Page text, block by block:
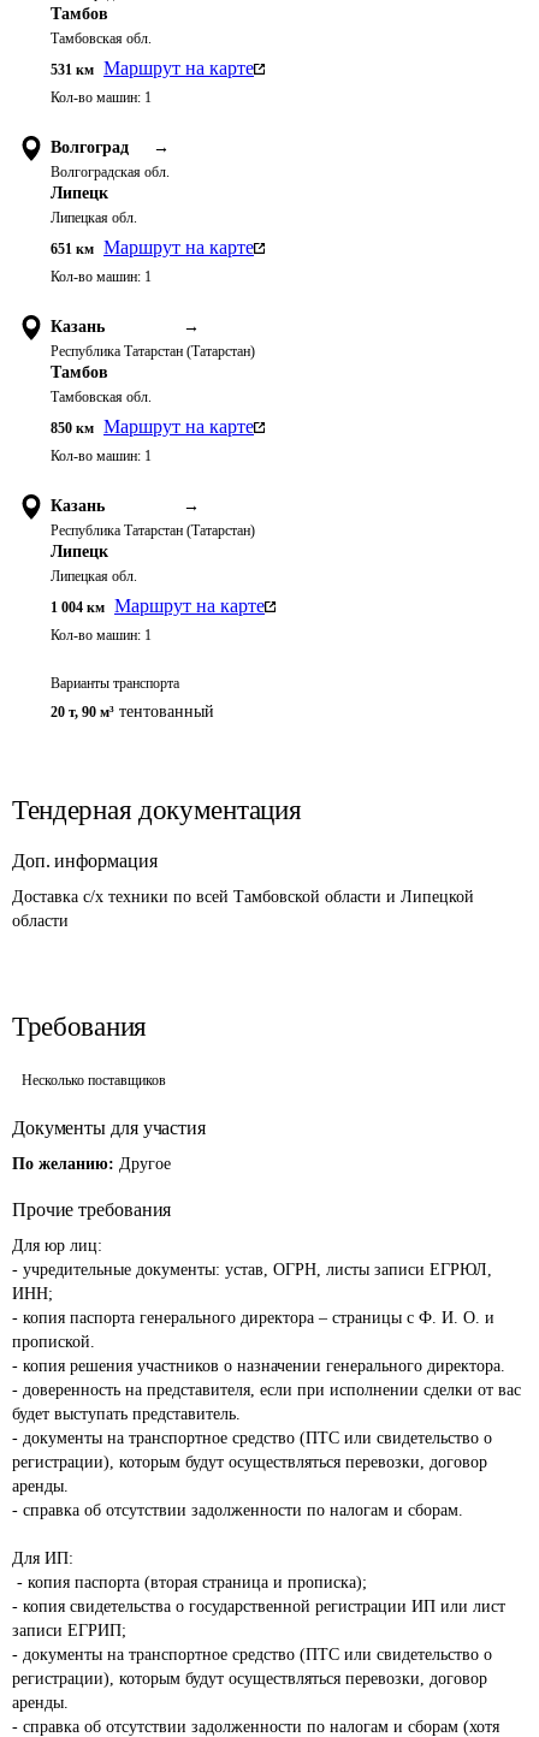
Тамбов
Тамбовская обл.
531 км Маршрут на карте
Кол-во машин: 1
Волгоград →
Волгоградская обл.
Липецк
Липецкая обл.
651 км Маршрут на карте
Кол-во машин: 1
Казань →
Республика Татарстан (Татарстан)
Тамбов
Тамбовская обл.
850 км Маршрут на карте
Кол-во машин: 1
Казань →
Республика Татарстан (Татарстан)
Липецк
Липецкая обл.
1 004 км Маршрут на карте
Кол-во машин: 1
Варианты транспорта
20 т, 90 м³ тентованный
Тендерная документация
Доп. информация
Доставка с/х техники по всей Тамбовской области и Липецкой
области
Требования
Несколько поставщиков
Документы для участия
По желанию: Другое
Прочие требования
Для юр лиц:
- учредительные документы: устав, ОГРН, листы записи ЕГРЮЛ,
ИНН;
- копия паспорта генерального директора – страницы с Ф. И. О. и
пропиской.
- копия решения участников о назначении генерального директора.
- доверенность на представителя, если при исполнении сделки от вас
будет выступать представитель.
- документы на транспортное средство (ПТС или свидетельство о
регистрации), которым будут осуществляться перевозки, договор
аренды.
- справка об отсутствии задолженности по налогам и сборам.
Для ИП:
- копия свидетельства о государственной регистрации ИП или лист
записи ЕГРИП;
- документы на транспортное средство (ПТС или свидетельство о
регистрации), которым будут осуществляться перевозки, договор
аренды.
- справка об отсутствии задолженности по налогам и сборам (хотя